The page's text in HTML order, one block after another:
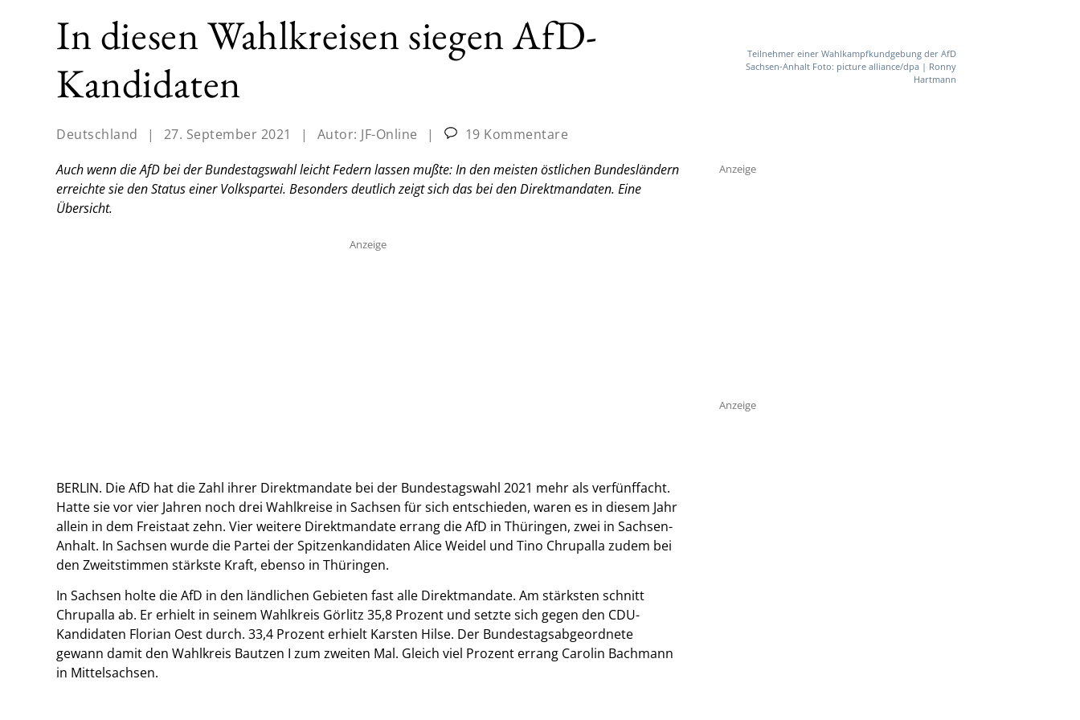
In diesen Wahlkreisen siegen AfD-
Kandidaten
Deutschland | 27. September 2021 | Autor: JF-Online |
19 Kommentare
Auch wenn die AfD bei der Bundestagswahl leicht Federn lassen mußte: In den meisten östlichen Bundesländern
erreichte sie den Status einer Volkspartei. Besonders deutlich zeigt sich das bei den Direktmandaten. Eine
Übersicht.
Anzeige
BERLIN. Die AfD hat die Zahl ihrer Direktmandate bei der Bundestagswahl 2021 mehr als verfünffacht.
Hatte sie vor vier Jahren noch drei Wahlkreise in Sachsen für sich entschieden, waren es in diesem Jahr
allein in dem Freistaat zehn. Vier weitere Direktmandate errang die AfD in Thüringen, zwei in Sachsen-
Anhalt. In Sachsen wurde die Partei der Spitzenkandidaten Alice Weidel und Tino Chrupalla zudem bei
den Zweitstimmen stärkste Kraft, ebenso in Thüringen.
In Sachsen holte die AfD in den ländlichen Gebieten fast alle Direktmandate. Am stärksten schnitt
Chrupalla ab. Er erhielt in seinem Wahlkreis Görlitz 35,8 Prozent und setzte sich gegen den CDU-
Kandidaten Florian Oest durch. 33,4 Prozent erhielt Karsten Hilse. Der Bundestagsabgeordnete
gewann damit den Wahlkreis Bautzen I zum zweiten Mal. Gleich viel Prozent errang Carolin Bachmann
in Mittelsachsen.
Teilnehmer einer Wahlkampfkundgebung der AfD
Sachsen-Anhalt Foto: picture alliance/dpa | Ronny
Hartmann
Anzeige
Anzeige